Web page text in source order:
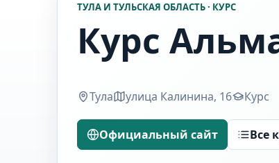
ТУЛА И ТУЛЬСКАЯ ОБЛАСТЬ · КУРС
Курс
Тула улица Калинина, 16 Курс
Официальный сайт Все